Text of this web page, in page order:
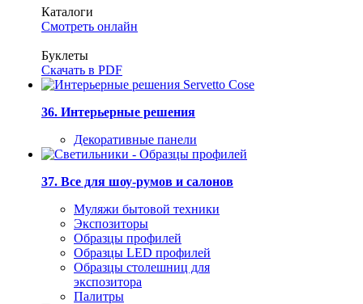
Каталоги
Смотреть онлайн
Буклеты
Скачать в PDF
36. Интерьерные решения
Декоративные панели
37. Все для шоу-румов и салонов
Муляжи бытовой техники
Экспозиторы
Образцы профилей
Образцы LED профилей
Образцы столешниц для
экспозитора
Палитры